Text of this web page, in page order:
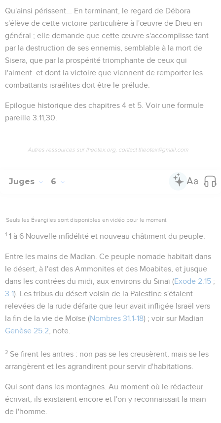
Qu'ainsi périssent...
En terminant, le regard de Débora
s'élève de cette victoire particulière à l'œuvre de Dieu en
général ; elle demande que cette œuvre s'accomplisse tant
par la destruction de ses ennemis, semblable à la mort de
Sisera, que par la prospérité triomphante de ceux qui
l'aiment. et dont la victoire que viennent de remporter les
combattants israélites doit être le prélude.
Epilogue historique des chapitres 4 et 5. Voir une formule
pareille 3.11,30
Autres ressources sur theotex.org, contact theotex@gmail.com
Juges 6
Seuls les Évangiles sont disponibles en vidéo pour le moment.
1 1 à 6 Nouvelle infidélité et nouveau châtiment du peuple.
Entre les mains de Madian . Ce peuple nomade habitait dans
le désert, à l'est des Ammonites et des Moabites, et jusque
dans les contrées du midi, aux environs du Sinaï (Exode 2.15 ;
3.1). Les tribus du désert voisin de la Palestine s'étaient
relevées de la rude défaite que leur avait infligée Israël vers
la fin de la vie de Moïse (Nombres 31.1-18) ; voir sur Madian
Genèse 25.2 , note.
2 Se firent les antres : non pas se les creusèrent, mais se les
arrangèrent et les agrandirent pour servir d'habitations.
Qui sont dans les montagnes . Au moment où le rédacteur
écrivait, ils existaient encore et l'on y reconnaissait la main
de l'homme.